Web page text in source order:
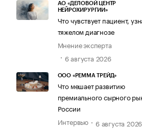
АО «ДЕЛОВОЙ ЦЕНТР
НЕЙРОХИРУРГИИ»
Что чувствует пациент,
тяжелом диагнозе
Мнение эксперта
6 августа 2026
ООО «РЕММА ТРЕЙД»
Что мешает развитию
премиального сырного
России
Интервью
6 августа 2026